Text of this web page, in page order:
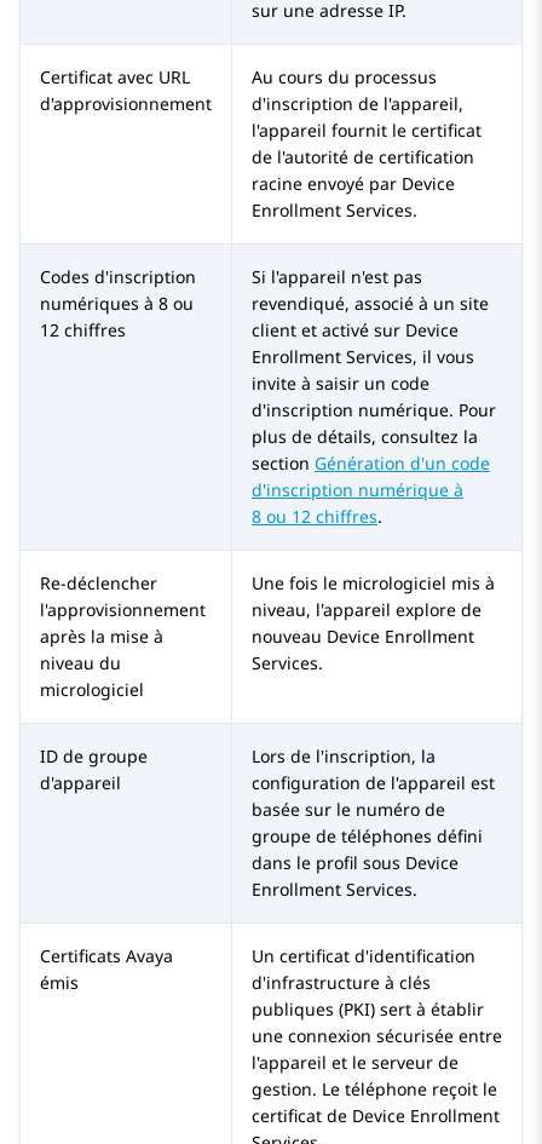
sur une adresse IP.
Certificat avec URL
d'approvisionnement
Au cours du processus
d'inscription de l'appareil,
l'appareil fournit le certificat
de l'autorité de certification
racine envoyé par Device
Enrollment Services.
Codes d'inscription
numériques à 8 ou
12 chiffres
Si l'appareil n'est pas
revendiqué, associé à un site
client et activé sur Device
Enrollment Services, il vous
invite à saisir un code
d'inscription numérique. Pour
plus de détails, consultez la
section Génération d'un code
d'inscription numérique à
8 ou 12 chiffres.
Re-déclencher
l'approvisionnement
après la mise à
niveau du
micrologiciel
Une fois le micrologiciel mis à
niveau, l'appareil explore de
nouveau Device Enrollment
Services.
ID de groupe
d'appareil
Lors de l'inscription, la
configuration de l'appareil est
basée sur le numéro de
groupe de téléphones défini
dans le profil sous Device
Enrollment Services.
Certificats Avaya
émis
Un certificat d'identification
d'infrastructure à clés
publiques (PKI) sert à établir
une connexion sécurisée entre
l'appareil et le serveur de
gestion. Le téléphone reçoit le
certificat de Device Enrollment